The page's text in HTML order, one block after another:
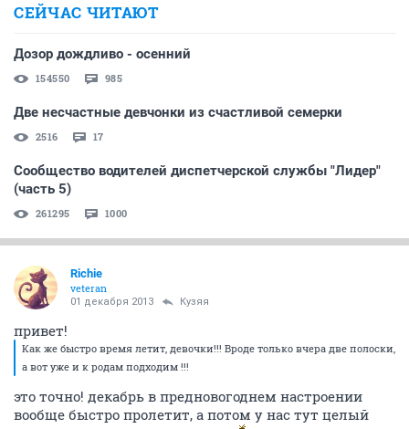
СЕЙЧАС ЧИТАЮТ
Дозор дождливо - осенний
154550 985
Две несчастные девчонки из счастливой семерки
2516 17
Сообщество водителей диспетчерской службы "Лидер"
(часть 5)
261295 1000
Richie
veteran
01 декабря 2013 Кузяя
привет!
Как же быстро время летит, девочки!!! Вроде только вчера две полоски,
а вот уже и к родам подходим !!!
это точно! декабрь в предновогоднем настроении
вообще быстро пролетит, а потом у нас тут целый